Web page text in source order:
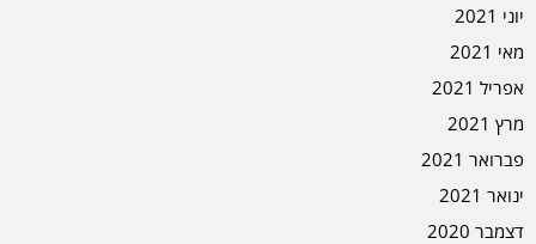
יוני 2021
מאי 2021
אפריל 2021
מרץ 2021
פברואר 2021
ינואר 2021
דצמבר 2020